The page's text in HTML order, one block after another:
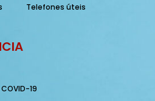
Telefones úteis
19